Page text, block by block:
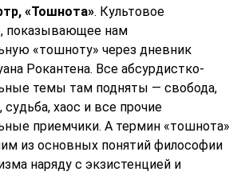
«Тошнота». Культовое
показывающее нам
«тошноту» через дневник
Рокантена. Все абсурдистко-
темы там подняты — свобода,
хаос и все прочие
приемчики. А термин «тошнота»
из основных понятий философии
наряду с экзистенцией и